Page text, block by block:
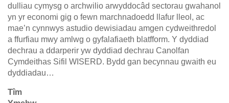
dulliau cymysg o archwilio arwyddocâd sectorau gwahanol
yn yr economi gig o fewn marchnadoedd llafur lleol, ac
mae’n cynnwys astudio dewisiadau amgen cydweithredol
a ffurfiau mwy amlwg o gyfalafiaeth blatfform. Y dyddiad
dechrau a ddarperir yw dyddiad dechrau Canolfan
Cymdeithas Sifil WISERD. Bydd gan becynnau gwaith eu
dyddiadau…
Tîm